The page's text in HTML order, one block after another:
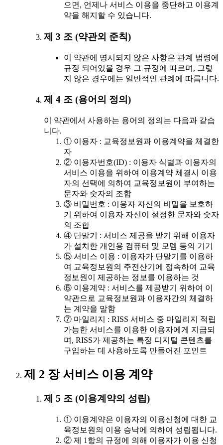
으면, 언제나 서비스 이용을 중단하고 이용계
약을 해지할 수 있습니다.
제 3 조 (약관외 준칙)
이 약관에 명시되지 않은 사항은 관계 법령에
규정 되어있을 경우 그 규정에 따르며, 그렇
지 않은 경우에는 일반적인 관례에 따릅니다.
제 4 조 (용어의 정의)
이 약관에서 사용하는 용어의 정의는 다음과 같습
니다.
① 이용자 : 교육정보원과 이용계약을 체결한
자
② 이용자번호(ID) : 이용자 식별과 이용자의
서비스 이용을 위하여 이용계약 체결시 이용
자의 선택에 의하여 교육정보원이 부여하는
문자와 숫자의 조합
③ 비밀번호 : 이용자 자신의 비밀을 보호하
기 위하여 이용자 자신이 설정한 문자와 숫자
의 조합
④ 단말기 : 서비스 제공을 받기 위해 이용자
가 설치한 개인용 컴퓨터 및 모뎀 등의 기기
⑤ 서비스 이용 : 이용자가 단말기를 이용하
여 교육정보원의 주전산기에 접속하여 교육
정보원이 제공하는 정보를 이용하는 것
⑥ 이용계약 : 서비스를 제공받기 위하여 이
약관으로 교육정보원과 이용자간의 체결하
는 계약을 말함
⑦ 마일리지 : RISS 서비스 중 마일리지 적립
가능한 서비스를 이용한 이용자에게 지급되
며, RISS가 제공하는 특정 디지털 콘텐츠를
구입하는 데 사용하도록 만들어진 포인트
제 2 장 서비스 이용 계약
제 5 조 (이용계약의 성립)
① 이용계약은 이용자의 이용신청에 대한 교
육정보원의 이용 승낙에 의하여 성립됩니다.
② 제 1항의 규정에 의해 이용자가 이용 신청